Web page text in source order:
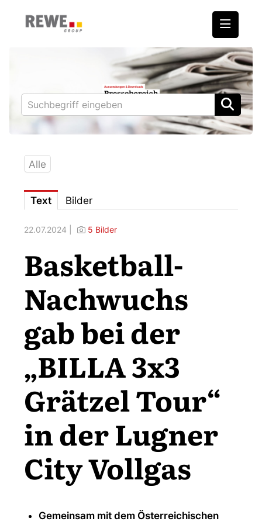
REWE International AG
BILLA
PENNY
BIPA
Downloads
Fotos – Vorstand
Kontakt
Alle
Text Bilder
22.07.2024 | 5 Bilder
Basketball-
Nachwuchs
gab bei der
„BILLA 3x3
Grätzel Tour“
in der Lugner
City Vollgas
Gemeinsam mit dem Österreichischen